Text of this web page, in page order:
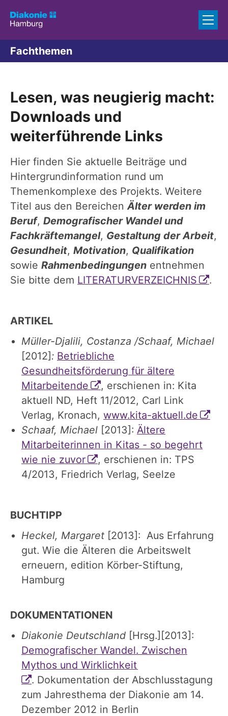
Fachthemen
Lesen, was neugierig macht:
Downloads und
weiterführende Links
Hier finden Sie aktuelle Beiträge und
Hintergrundinformation rund um
Themenkomplexe des Projekts. Weitere
Titel aus den Bereichen Älter werden im
Beruf, Demografischer Wandel und
Fachkräftemangel, Gestaltung der Arbeit,
Gesundheit, Motivation, Qualifikation
sowie Rahmenbedingungen entnehmen
Sie bitte dem LITERATURVERZEICHNIS .
ARTIKEL
Müller-Djalili, Costanza /Schaaf, Michael
[2012]: Betriebliche
Gesundheitsförderung für ältere
Mitarbeitende
, erschienen in: Kita
aktuell ND, Heft 11/2012, Carl Link
Verlag, Kronach, www.kita-aktuell.de
Schaaf, Michael [2013]: Ältere
Mitarbeiterinnen in Kitas - so begehrt
wie nie zuvor
, erschienen in: TPS
4/2013, Friedrich Verlag, Seelze
BUCHTIPP
Heckel, Margaret [2013]: Aus Erfahrung
gut. Wie die Älteren die Arbeitswelt
erneuern, edition Körber-Stiftung,
Hamburg
DOKUMENTATIONEN
Diakonie Deutschland [Hrsg.][2013]:
Demografischer Wandel. Zwischen
Mythos und Wirklichkeit
. Dokumentation der Abschlusstagung
zum Jahresthema der Diakonie am 14.
Dezember 2012 in Berlin